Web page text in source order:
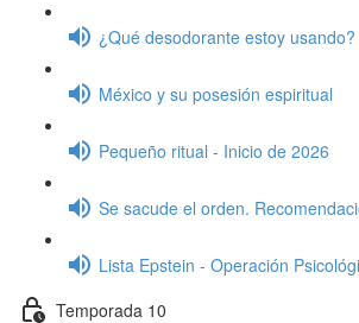
¿Qué desodorante estoy usando?
México y su posesión espiritual
Pequeño ritual - Inicio de 2026
Se sacude el orden.
Lista Epstein - Operación
Temporada 10